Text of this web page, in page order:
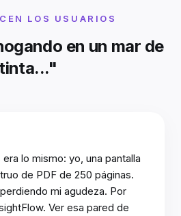
LOS USUARIOS
en un mar de
tinta..."
lo mismo: yo, una pantalla
de PDF de 250 páginas.
mi agudeza. Por
Ver esa pared de